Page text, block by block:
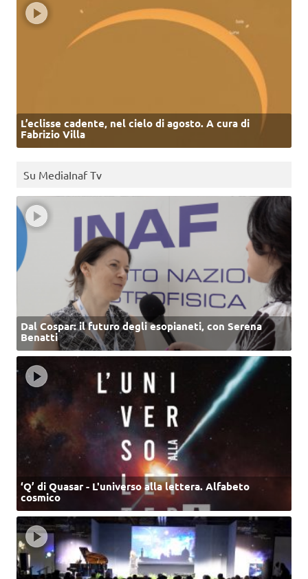
L’eclisse cadente, nel cielo di agosto. A cura di
Fabrizio Villa
Su MediaInaf Tv
Dal Cospar: il futuro degli esopianeti, con Serena
Benatti
‘Q’ di Quasar - L'universo alla lettera. Alfabeto
cosmico